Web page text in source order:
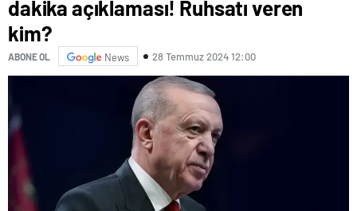
dakika açıklaması! Ruhsatı veren
kim?
ABONE OL News 28 Temmuz 2024 12:00